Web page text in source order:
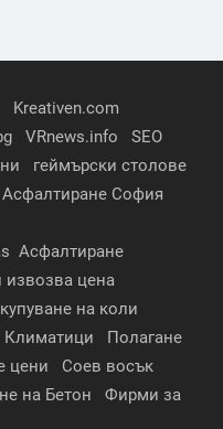
Kreativen.com
VRnews.info
SEO
геймърски столове
Асфалтиране София
Асфалтиране
извозва цена
на коли
Климатици
Полагане
цени
Соев восък
на Бетон
Фирми за